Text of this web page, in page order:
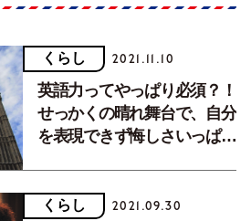
くらし 2021.11.10
英語力ってやっぱり必須？！
せっかくの晴れ舞台で、自分
を表現できず悔しさいっぱ
くらし 2021.09.30